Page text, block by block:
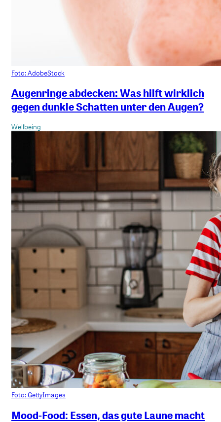
Foto: AdobeStock
Augenringe abdecken: Was hilft wirklich
gegen dunkle Schatten unter den Augen?
Wellbeing
Foto: GettyImages
Mood-Food: Essen, das gute Laune macht